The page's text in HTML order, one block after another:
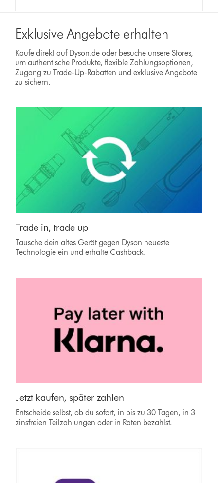
Exklusive Angebote erhalten
Kaufe direkt auf Dyson.de oder besuche unsere Stores,
um authentische Produkte, flexible Zahlungsoptionen,
Zugang zu Trade-Up-Rabatten und exklusive Angebote
zu sichern.
Trade in, trade up
Tausche dein altes Gerät gegen Dyson neueste
Technologie ein und erhalte Cashback.
Jetzt kaufen, später zahlen
Entscheide selbst, ob du sofort, in bis zu 30 Tagen, in 3
zinsfreien Teilzahlungen oder in Raten bezahlst.